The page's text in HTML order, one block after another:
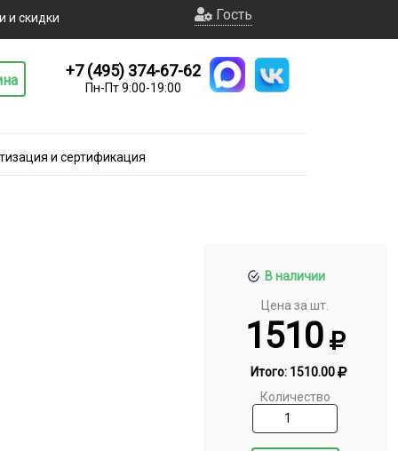
и скидки Гость
+7 (495) 374-67-62
Пн-Пт 9:00-19:00
и сертификация
В наличии
Цена за шт.
1510
Итого: 1510.00
Количество